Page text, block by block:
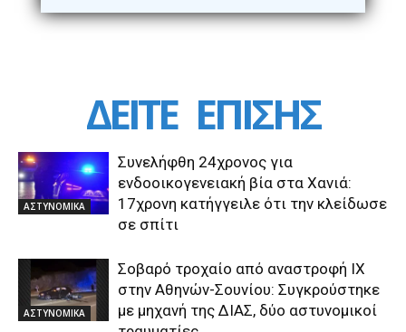
ΔΕΙΤΕ ΕΠΙΣΗΣ
ΑΣΤΥΝΟΜΙΚΑ
Συνελήφθη 24χρονος για
ενδοοικογενειακή βία στα Χανιά:
17χρονη κατήγγειλε ότι την κλείδωσε
σε σπίτι
ΑΣΤΥΝΟΜΙΚΑ
Σοβαρό τροχαίο από αναστροφή ΙΧ
στην Αθηνών-Σουνίου: Συγκρούστηκε
με μηχανή της ΔΙΑΣ, δύο αστυνομικοί